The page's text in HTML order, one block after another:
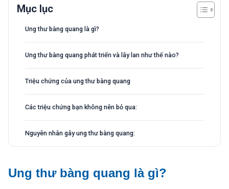
Mục lục
Ung thư bàng quang là gì?
Ung thư bàng quang phát triển và lây lan như thế nào?
Triệu chứng của ung thư bàng quang
Các triệu chứng bạn không nên bỏ qua:
Nguyên nhân gây ung thư bàng quang:
Ung thư bàng quang là gì?